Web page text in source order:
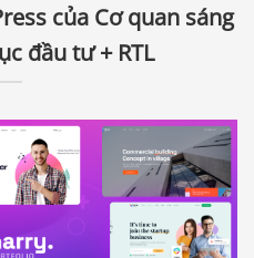
của Cơ quan sáng
đầu tư + RTL